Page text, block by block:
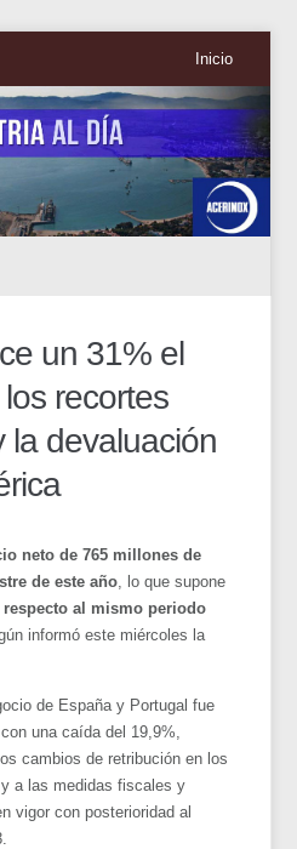
Inicio
un 31% el
recortes
la devaluación
neto de 765 millones de
de este año , lo que supone
al mismo periodo
informó este miércoles la
de España y Portugal fue
una caída del 19,9%,
cambios de retribución en los
a las medidas fiscales y
vigor con posterioridad al